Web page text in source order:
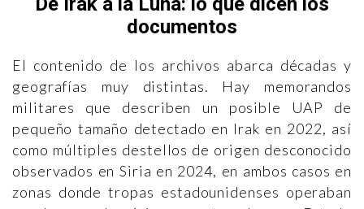
documentos
El contenido de los archivos abarca décadas y
geografías muy distintas. Hay memorandos
militares que describen un posible UAP de
pequeño tamaño detectado en Irak en 2022, así
como múltiples destellos de origen desconocido
observados en Siria en 2024, en ambos casos en
zonas donde tropas estadounidenses operaban